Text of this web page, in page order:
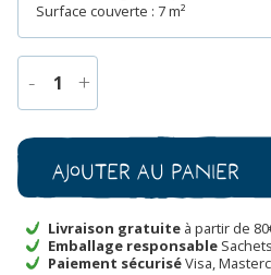
Surface couverte : 7 m²
- 1 +
de
Beschorneria
yuccoides
Ajouter au panier
Livraison gratuite à partir de
Emballage responsable
Paiement sécuriséVisa,